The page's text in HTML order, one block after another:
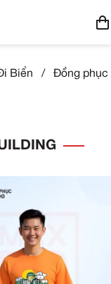
Biển /
Đồng phục